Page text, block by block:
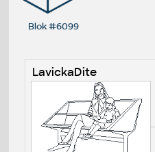
Blok #6099
LavickaDite